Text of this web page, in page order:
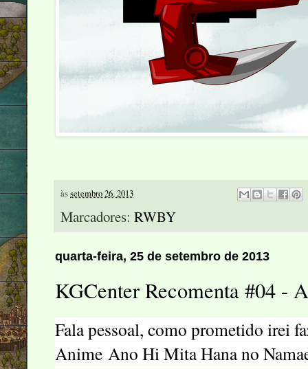
àssetembro 26, 2013
Marcadores: RWBY
quarta-feira, 25 de setembro de 2013
KGCenter Recomenta #04 -
Fala pessoal, como prometido irei
Anime Ano Hi Mita Hana no